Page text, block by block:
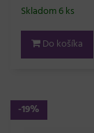
Skladom 6 ks
Do košíka
-19%